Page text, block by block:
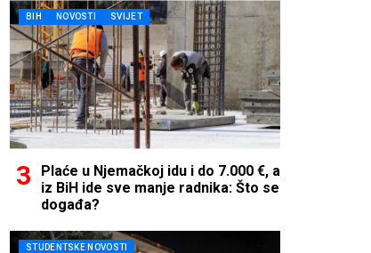
BIH NOVOSTI SVIJET
Plaće u Njemačkoj idu i do 7.000 €, a
iz BiH ide sve manje radnika: Što se
događa?
STUDENTSKE NOVOSTI